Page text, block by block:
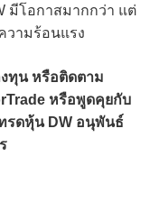
มีโอกาสมากกว่า แต่
วามร้อนแรง
ทุน หรือติดตาม
หรือพูดคุยกับ
ทรดหุ้น DW อนุพันธ์